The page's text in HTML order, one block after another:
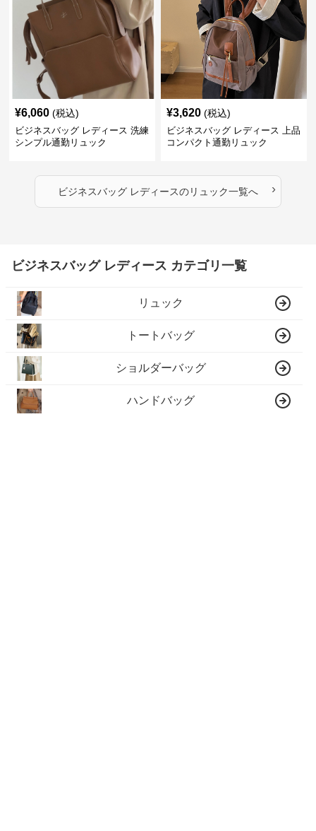
¥6,060 (税込)
ビジネスバッグ レディース 洗練
シンプル通勤リュック
¥3,620 (税込)
ビジネスバッグ レディース 上品
コンパクト通勤リュック
ビジネスバッグ レディースのリュック一覧へ ›
ビジネスバッグ レディース カテゴリ一覧
リュック
トートバッグ
ショルダーバッグ
ハンドバッグ